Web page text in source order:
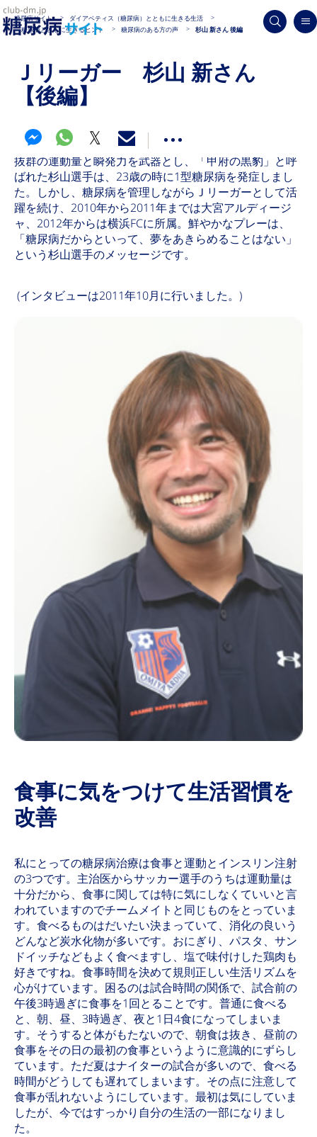
糖尿病サイト
ダイアベティス（糖尿病）とともに生きる生活
糖尿病とともに生きるヒント
糖尿病のある方の声 杉山 新さん 後編
Ｊリーガー 杉山 新さん
【後編】
抜群の運動量と瞬発力を武器とし、「甲府の黒豹」と呼
ばれた杉山選手は、23歳の時に1型糖尿病を発症しまし
た。しかし、糖尿病を管理しながらＪリーガーとして活
躍を続け、2010年から2011年までは大宮アルディージ
ャ、2012年からは横浜FCに所属。鮮やかなプレーは、
「糖尿病だからといって、夢をあきらめることはない」
という杉山選手のメッセージです。
(インタビューは2011年10月に行いました。)
食事に気をつけて生活習慣を
改善
私にとっての糖尿病治療は食事と運動とインスリン注射
の3つです。主治医からサッカー選手のうちは運動量は
十分だから、食事に関しては特に気にしなくていいと言
われていますのでチームメイトと同じものをとっていま
す。食べるものはだいたい決まっていて、消化の良いう
どんなど炭水化物が多いです。おにぎり、パスタ、サン
ドイッチなどもよく食べますし、塩で味付けした鶏肉も
好きですね。食事時間を決めて規則正しい生活リズムを
心がけています。困るのは試合時間の関係で、試合前の
午後3時過ぎに食事を1回とることです。普通に食べる
と、朝、昼、3時過ぎ、夜と1日4食になってしまいま
す。そうすると体がもたないので、朝食は抜き、昼前の
食事をその日の最初の食事というように意識的にずらし
ています。ただ夏はナイターの試合が多いので、食べる
時間がどうしても遅れてしまいます。その点に注意して
食事が乱れないようにしています。最初は気にしていま
したが、今ではすっかり自分の生活の一部になりまし
た。